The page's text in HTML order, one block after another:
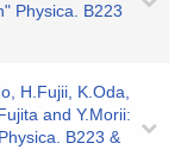
Physica. B223
H.Fujii, K.Oda,
and Y.Morii:
B223 &